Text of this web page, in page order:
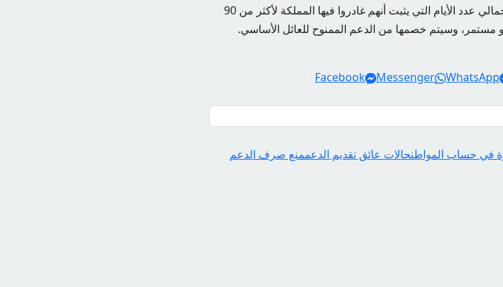
المملكة لمدة تزيد على 90 يوماً. سيتم احتساب إجمالي عدد الأيام التي يثبت أنهم غادروا فيها المملكة لأكثر من 90
Facebook
Messenger WhatsApp
في حساب المواطنحالات عائق تقديم الدعممنع صرف الدعم